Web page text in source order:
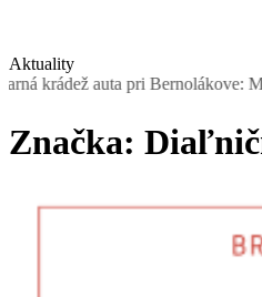
Aktuality
auta pri Bernolákove: Muž so
Značka: